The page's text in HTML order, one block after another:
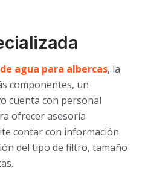
agua para albercas, la
componentes, un
cuenta con personal
ofrecer asesoría
contar con información
del tipo de filtro, tamaño